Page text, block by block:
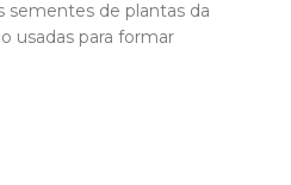
sementes de plantas da
usadas para formar